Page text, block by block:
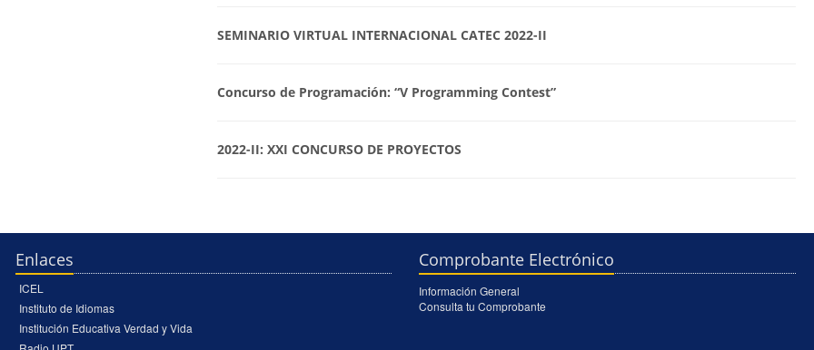
SEMINARIO VIRTUAL INTERNACIONAL CATEC 2022-II
Concurso de Programación: “V Programming Contest”
2022-II: XXI CONCURSO DE PROYECTOS
Enlaces
ICEL
Instituto de Idiomas
Institución Educativa Verdad y Vida
Comprobante Electrónico
Información General
Consulta tu Comprobante